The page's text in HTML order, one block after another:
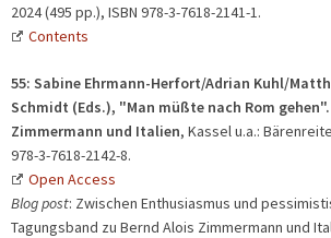
2024 (495 pp.), ISBN 978-3-7618-2141-1.
Contents
55: Sabine Ehrmann-Herfort/Adrian Kuhl/
Schmidt (Eds.), "Man müßte nach Rom
Zimmermann und Italien, Kassel u.a.:
978-3-7618-2142-8.
Open Access
Blog post: Zwischen Enthusiasmus und
Tagungsband zu Bernd Alois Zimmermann und